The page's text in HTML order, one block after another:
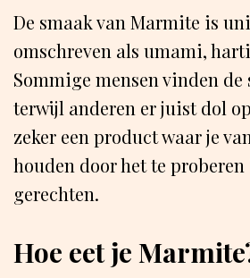
De smaak van Marmite is
omschreven als umami,
Sommige mensen vinden
terwijl anderen er juist dol
zeker een product waar je
houden door het te
gerechten.
Hoe eet je